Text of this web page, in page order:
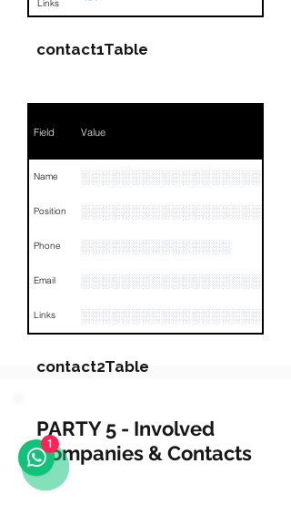
Links
contact1Table
Field Value
Name
Position
Phone ░░░░░░░░░░░░░░░
Email
Links
contact2Table
Field Value
Name
PARTY 5 - Involved
Companies & Contacts
1